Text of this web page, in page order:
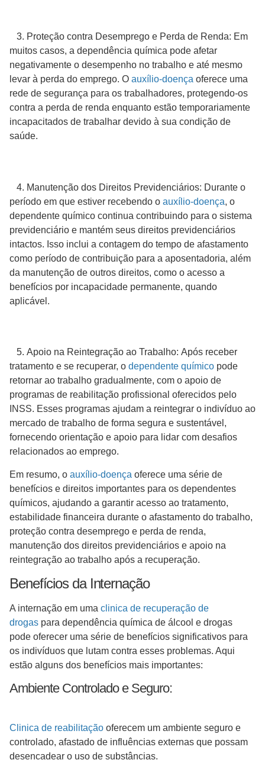
3. Proteção contra Desemprego e Perda de Renda: Em
muitos casos, a dependência química pode afetar
negativamente o desempenho no trabalho e até mesmo
levar à perda do emprego. O auxílio-doença oferece uma
rede de segurança para os trabalhadores, protegendo-os
contra a perda de renda enquanto estão temporariamente
incapacitados de trabalhar devido à sua condição de
saúde.
4. Manutenção dos Direitos Previdenciários: Durante o
período em que estiver recebendo o auxílio-doença, o
dependente químico continua contribuindo para o sistema
previdenciário e mantém seus direitos previdenciários
intactos. Isso inclui a contagem do tempo de afastamento
como período de contribuição para a aposentadoria, além
da manutenção de outros direitos, como o acesso a
benefícios por incapacidade permanente, quando
aplicável.
5. Apoio na Reintegração ao Trabalho: Após receber
tratamento e se recuperar, o dependente químico pode
retornar ao trabalho gradualmente, com o apoio de
programas de reabilitação profissional oferecidos pelo
INSS. Esses programas ajudam a reintegrar o indivíduo ao
mercado de trabalho de forma segura e sustentável,
fornecendo orientação e apoio para lidar com desafios
relacionados ao emprego.
Em resumo, o auxílio-doença oferece uma série de
benefícios e direitos importantes para os dependentes
químicos, ajudando a garantir acesso ao tratamento,
estabilidade financeira durante o afastamento do trabalho,
proteção contra desemprego e perda de renda,
manutenção dos direitos previdenciários e apoio na
reintegração ao trabalho após a recuperação.
Benefícios da Internação
A internação em uma clinica de recuperação de
drogas para dependência química de álcool e drogas
pode oferecer uma série de benefícios significativos para
os indivíduos que lutam contra esses problemas. Aqui
estão alguns dos benefícios mais importantes:
Ambiente Controlado e Seguro:
Clinica de reabilitação oferecem um ambiente seguro e
controlado, afastado de influências externas que possam
desencadear o uso de substâncias.